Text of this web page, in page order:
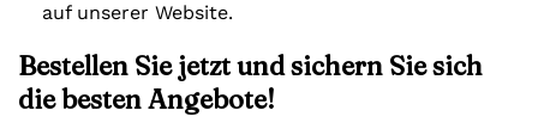
auf unserer Website.
Bestellen Sie jetzt und sichern Sie sich
die besten Angebote!